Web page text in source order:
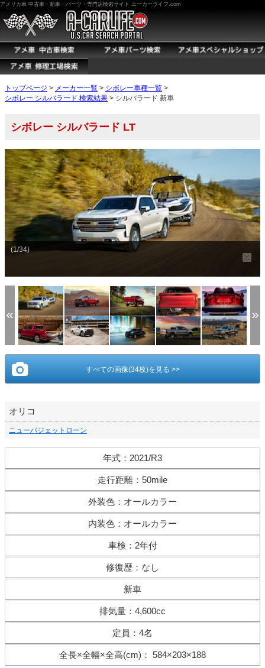
アメリカ車 中古車・新車・パーツ・専門店検索サイト エーカーライフ.com
トップページ > メーカー一覧 > シボレー車種一覧 >
シボレー シルバラード 検索結果 > シルバラード 新車
シボレー シルバラード LT
(1/34)
すべての画像(34枚)を見る >>
オリコ
ニューバジェットローン
年式 ： 2021/R3
走行距離 ： 50mile
外装色 ： オールカラー
内装色 ： オールカラー
車検 ： 2年付
修復歴 ： なし
新車
排気量 ： 4,600cc
定員 ： 4名
全長×全幅×全高(cm) ： 584×203×188